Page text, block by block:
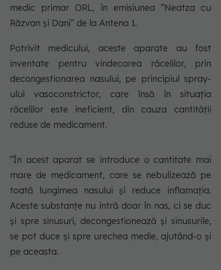
medic primar ORL, în emisiunea ”Neatza cu
Răzvan și Dani” de la Antena 1.
Potrivit medicului, aceste aparate au fost
inventate pentru vindecarea răcelilor, prin
decongestionarea nasului, pe principiul spray-
ului vasoconstrictor, care însă în situația
răcelilor este ineficient, din cauza cantității
reduse de medicament.
”În acest aparat se introduce o cantitate mai
mare de medicament, care se nebulizează pe
toată lungimea nasului și reduce inflamația.
Aceste substanțe nu intră doar în nas, ci se duc
și spre sinusuri, decongestionează și sinusurile,
se pot duce și spre urechea medie, ajutând-o și
pe aceasta.